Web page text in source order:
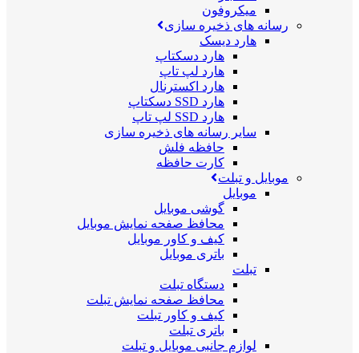
میکروفون
رسانه های ذخیره سازی
هارد دیسک
هارد دسکتاپ
هارد لپ تاپ
هارد اکسترنال
هارد SSD دسکتاپ
هارد SSD لپ تاپ
سایر رسانه های ذخیره سازی
حافظه فلش
کارت حافظه
موبایل و تبلت
موبایل
گوشی موبایل
محافظ صفحه نمایش موبایل
کیف و کاور موبایل
باتری موبایل
تبلت
دستگاه تبلت
محافظ صفحه نمایش تبلت
کیف و کاور تبلت
باتری تبلت
لوازم جانبی موبایل و تبلت